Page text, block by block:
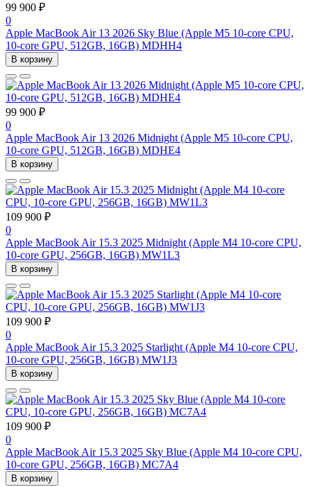
99 900 ₽
0
Apple MacBook Air 13 2026 Sky Blue (Apple M5 10-core CPU,
10-core GPU, 512GB, 16GB) MDHH4
В корзину
99 900 ₽
0
Apple MacBook Air 13 2026 Midnight (Apple M5 10-core CPU,
10-core GPU, 512GB, 16GB) MDHE4
В корзину
109 900 ₽
0
Apple MacBook Air 15.3 2025 Midnight (Apple M4 10-core CPU,
10-core GPU, 256GB, 16GB) MW1L3
В корзину
109 900 ₽
0
Apple MacBook Air 15.3 2025 Starlight (Apple M4 10-core CPU,
10-core GPU, 256GB, 16GB) MW1J3
В корзину
109 900 ₽
0
Apple MacBook Air 15.3 2025 Sky Blue (Apple M4 10-core CPU,
10-core GPU, 256GB, 16GB) MC7A4
В корзину